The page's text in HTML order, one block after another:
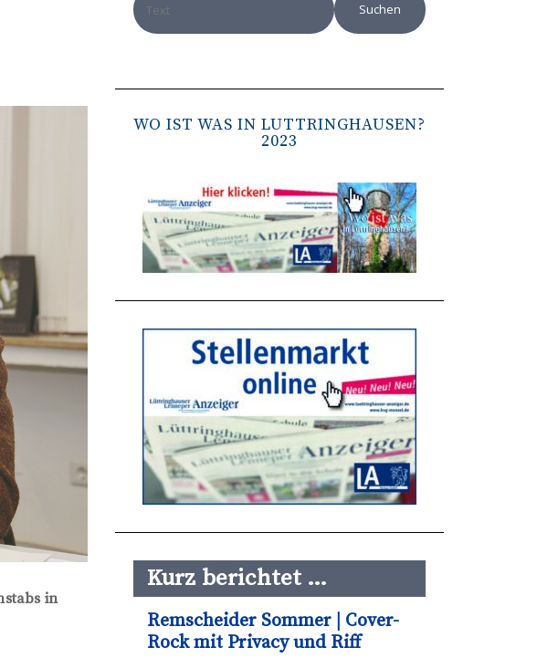
in
WO IST WAS IN LÜTTRINGHAUSEN?
2023
Kurz berichtet …
Remscheider Sommer | Cover-
Rock mit Privacy und Riff